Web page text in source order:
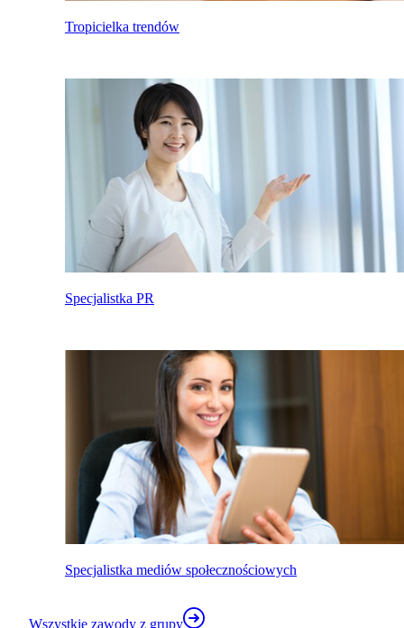
Tropicielka trendów
Specjalistka PR
Specjalistka mediów społecznościowych
Wszystkie zawody z grupy